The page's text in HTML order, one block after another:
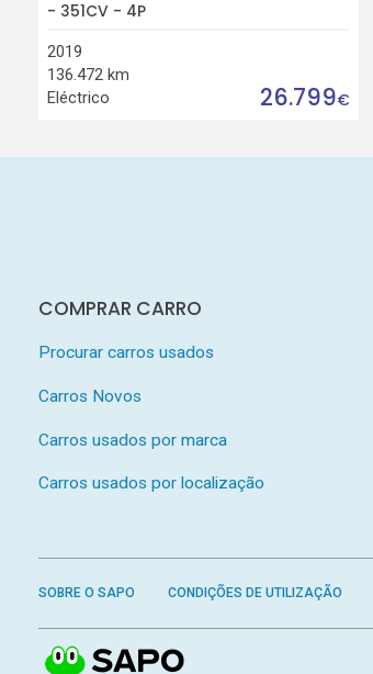
- 351CV - 4P
2019
136.472 km
Eléctrico
26.799€
COMPRAR CARRO
Procurar carros usados
Carros Novos
Carros usados por marca
Carros usados por localização
SOBRE O SAPO CONDIÇÕES DE UTILIZAÇÃO